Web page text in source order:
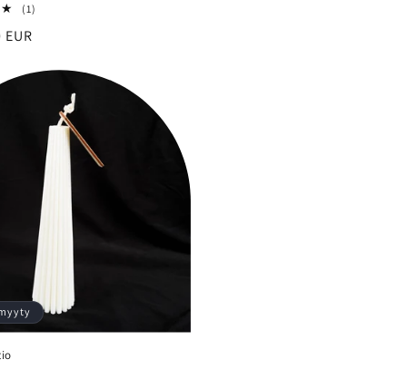
(1)